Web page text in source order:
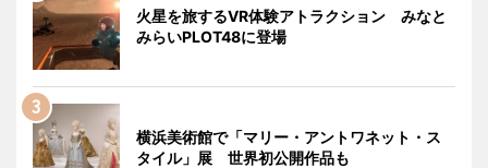
火星を旅するVR体験アトラクション みなと
みらいPLOT48に登場
横浜美術館で「マリー・アントワネット・ス
タイル」展 世界初公開作品も